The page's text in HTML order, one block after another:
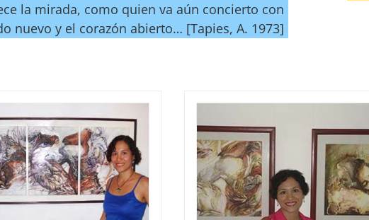
la mirada, como quien va aún concierto con
nuevo y el corazón abierto… [Tapies, A. 1973]